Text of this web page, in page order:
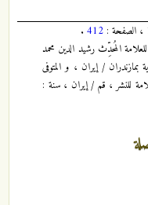
412
.
مناقب آل أبي طالب ( عليهم السلام ) : 4 / 73 للعلامة المُحدِّث رشيد الدين محمد
، المولود سنة : 489 هجرية بمازندران / إيران ، و المتوفى
للنشر ، قم / إيران ، سنة :